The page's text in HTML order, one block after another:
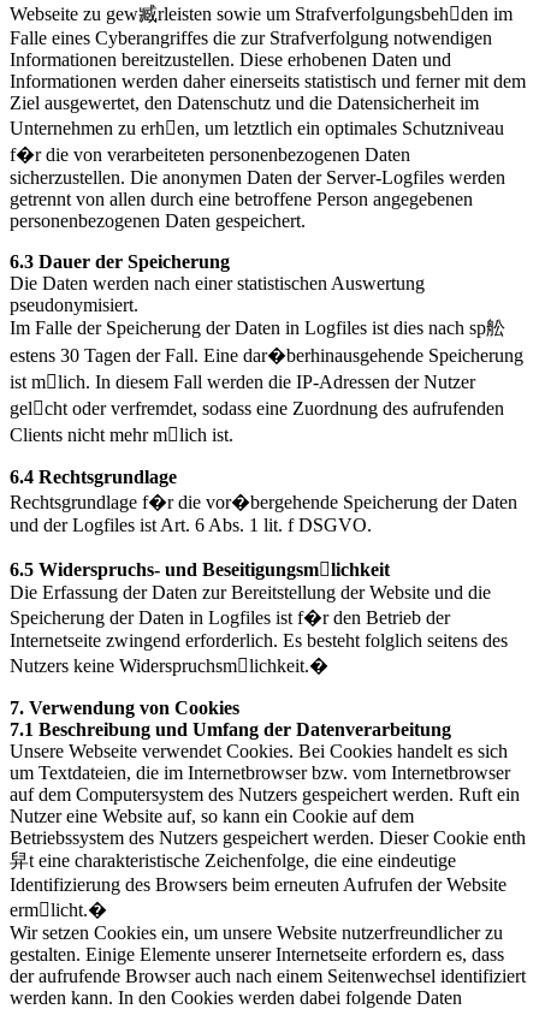
Webseite zu gew臧rleisten sowie um Strafverfolgungsbehden im
Falle eines Cyberangriffes die zur Strafverfolgung notwendigen
Informationen bereitzustellen. Diese erhobenen Daten und
Informationen werden daher einerseits statistisch und ferner mit dem
Ziel ausgewertet, den Datenschutz und die Datensicherheit im
Unternehmen zu erhen, um letztlich ein optimales Schutzniveau
f�r die von verarbeiteten personenbezogenen Daten
sicherzustellen. Die anonymen Daten der Server-Logfiles werden
getrennt von allen durch eine betroffene Person angegebenen
personenbezogenen Daten gespeichert.
6.3 Dauer der Speicherung
Die Daten werden nach einer statistischen Auswertung
pseudonymisiert.
Im Falle der Speicherung der Daten in Logfiles ist dies nach sp舩
estens 30 Tagen der Fall. Eine dar�berhinausgehende Speicherung
ist mlich. In diesem Fall werden die IP-Adressen der Nutzer
gelcht oder verfremdet, sodass eine Zuordnung des aufrufenden
Clients nicht mehr mlich ist.
6.4 Rechtsgrundlage
Rechtsgrundlage f�r die vor�bergehende Speicherung der Daten
und der Logfiles ist Art. 6 Abs. 1 lit. f DSGVO.
6.5 Widerspruchs- und Beseitigungsmlichkeit
Die Erfassung der Daten zur Bereitstellung der Website und die
Speicherung der Daten in Logfiles ist f�r den Betrieb der
Internetseite zwingend erforderlich. Es besteht folglich seitens des
Nutzers keine Widerspruchsmlichkeit.�
7. Verwendung von Cookies
7.1 Beschreibung und Umfang der Datenverarbeitung
Unsere Webseite verwendet Cookies. Bei Cookies handelt es sich
um Textdateien, die im Internetbrowser bzw. vom Internetbrowser
auf dem Computersystem des Nutzers gespeichert werden. Ruft ein
Nutzer eine Website auf, so kann ein Cookie auf dem
Betriebssystem des Nutzers gespeichert werden. Dieser Cookie enth
舁t eine charakteristische Zeichenfolge, die eine eindeutige
Identifizierung des Browsers beim erneuten Aufrufen der Website
ermlicht.�
Wir setzen Cookies ein, um unsere Website nutzerfreundlicher zu
gestalten. Einige Elemente unserer Internetseite erfordern es, dass
der aufrufende Browser auch nach einem Seitenwechsel identifiziert
werden kann. In den Cookies werden dabei folgende Daten